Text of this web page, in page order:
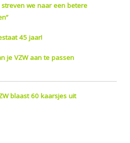
we naar een betere
45 jaar!
je VZW aan te passen
blaast 60 kaarsjes uit